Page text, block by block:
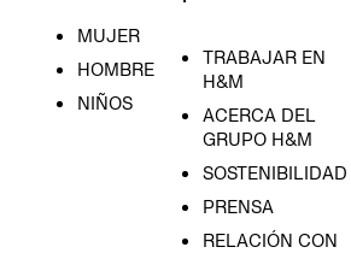
MUJER
HOMBRE
NIÑOS
TRABAJAR EN
H&M
ACERCA DEL
GRUPO H&M
SOSTENIBILIDAD
PRENSA
RELACIÓN CON